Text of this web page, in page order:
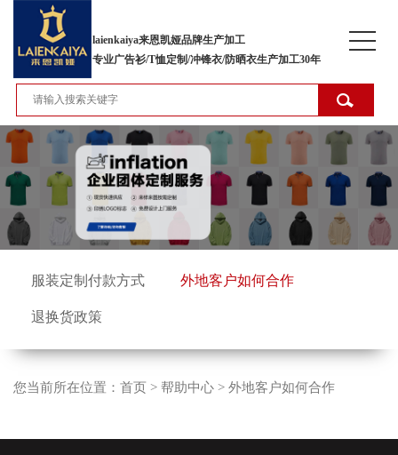
laienkaiya来恩凯娅品牌生产加工
专业广告衫/T恤定制/冲锋衣/防晒衣生产加工30年
服装定制付款方式 外地客户如何合作
退换货政策
您当前所在位置： 首页 > 帮助中心 > 外地客户如何合作